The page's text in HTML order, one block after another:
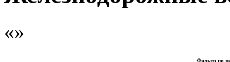
Фильтр по